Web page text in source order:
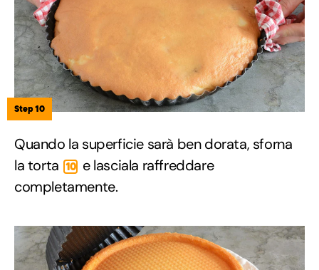
Step 10
Quando la superficie sarà ben dorata, sforna
la torta 10 e lasciala raffreddare
completamente.